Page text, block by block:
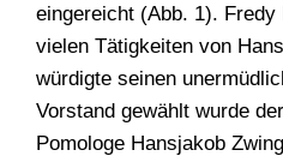
eingereicht (Abb. 1).
vielen Tätigkeiten von
würdigte seinen
Vorstand gewählt wurde
Pomologe Hansjakob